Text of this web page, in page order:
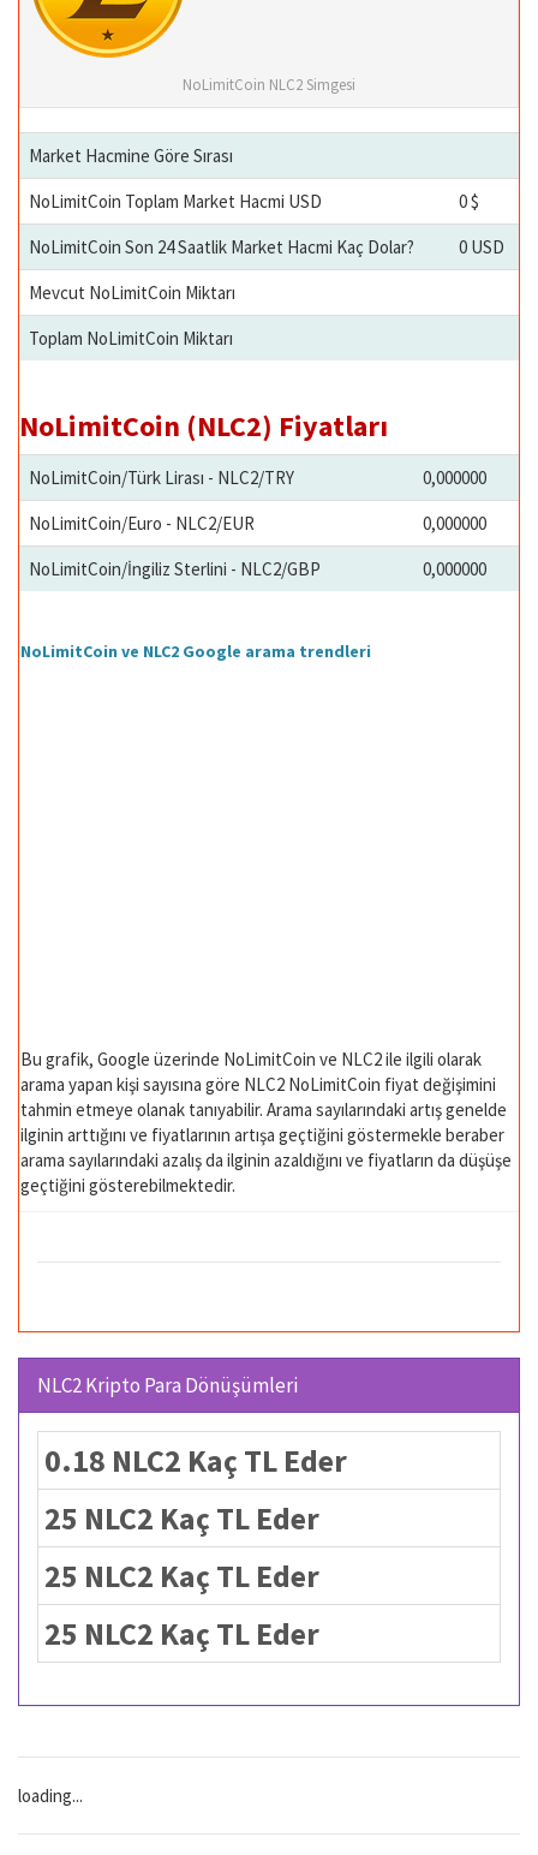
NoLimitCoin NLC2 Simgesi
Market Hacmine Göre Sırası
NoLimitCoin Toplam Market Hacmi USD
0 $
NoLimitCoin Son 24 Saatlik Market Hacmi Kaç Dolar?
0 USD
Mevcut NoLimitCoin Miktarı
Toplam NoLimitCoin Miktarı
NoLimitCoin (NLC2) Fiyatları
NoLimitCoin/Türk Lirası - NLC2/TRY
0,000000
NoLimitCoin/Euro - NLC2/EUR
0,000000
NoLimitCoin/İngiliz Sterlini - NLC2/GBP
0,000000
NoLimitCoin ve NLC2 Google arama trendleri
Bu grafik, Google üzerinde NoLimitCoin ve NLC2 ile ilgili olarak
arama yapan kişi sayısına göre NLC2 NoLimitCoin fiyat değişimini
tahmin etmeye olanak tanıyabilir. Arama sayılarındaki artış genelde
ilginin arttığını ve fiyatlarının artışa geçtiğini göstermekle beraber
arama sayılarındaki azalış da ilginin azaldığını ve fiyatların da düşüşe
geçtiğini gösterebilmektedir.
NLC2 Kripto Para Dönüşümleri
0.18 NLC2 Kaç TL Eder
25 NLC2 Kaç TL Eder
25 NLC2 Kaç TL Eder
25 NLC2 Kaç TL Eder
loading...